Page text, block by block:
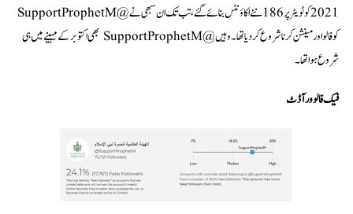
2021 کو ٹویٹر پر 186 نئے اکاؤنٹس بنائے گئے، تب تک ان سبھی نے @SupportProphetM
کو فالو اور مینشن کرنا شروع کر دیا تھا۔ وہیں @SupportProphetM بھی اکتوبر کے مہینے میں ہی
شروع ہوا تھا۔
فیک فالوور آڈٹ